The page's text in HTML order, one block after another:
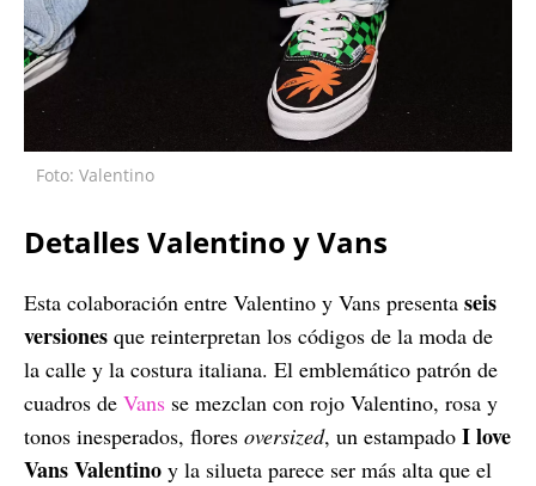
Foto: Valentino
Detalles Valentino y Vans
Esta colaboración entre Valentino y Vans presenta seis
versiones que reinterpretan los códigos de la moda de
la calle y la costura italiana. El emblemático patrón de
cuadros de Vans se mezclan con rojo Valentino, rosa y
tonos inesperados, flores oversized, un estampado I love
Vans Valentino y la silueta parece ser más alta que el